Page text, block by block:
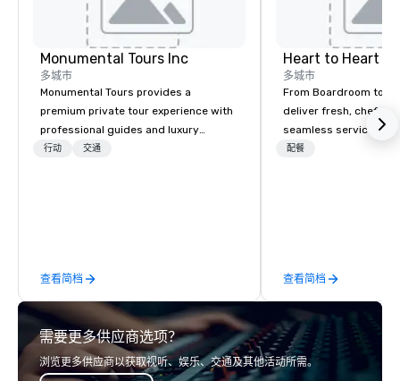
Monumental Tours Inc
多城市
Monumental Tours provides a
premium private tour experience with
professional guides and luxury
transportation in the Washington DC
Our Nation’s Capital.
行动 交通
查看简档
Heart to Heart
多城市
From Boardroom to
deliver fresh, chef-
seamless service.
everything—menu
配餐
查看简档
需要更多供应商选项？
浏览更多供应商以获取视听、娱乐、交通及其他活动所需。